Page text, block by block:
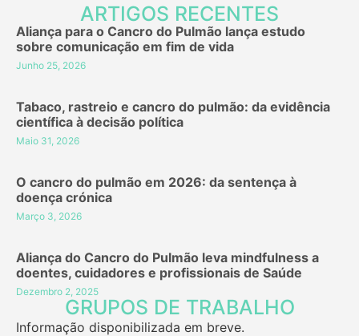
ARTIGOS RECENTES
Aliança para o Cancro do Pulmão lança estudo
sobre comunicação em fim de vida
Junho 25, 2026
Tabaco, rastreio e cancro do pulmão: da evidência
científica à decisão política
Maio 31, 2026
O cancro do pulmão em 2026: da sentença à
doença crónica
Março 3, 2026
Aliança do Cancro do Pulmão leva mindfulness a
doentes, cuidadores e profissionais de Saúde
Dezembro 2, 2025
GRUPOS DE TRABALHO
Informação disponibilizada em breve.